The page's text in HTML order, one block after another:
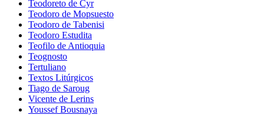
Teodoreto de Cyr
Teodoro de Mopsuesto
Teodoro de Tabenisi
Teodoro Estudita
Teofilo de Antioquia
Teognosto
Tertuliano
Textos Litúrgicos
Tiago de Saroug
Vicente de Lerins
Youssef Bousnaya